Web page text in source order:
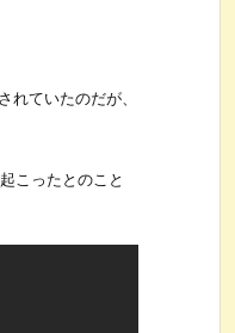
ていたのだが、
こったとのこと